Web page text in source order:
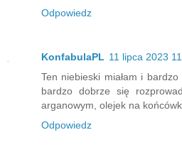
Odpowiedz
KonfabulaPL 11 lipca 2023
Ten niebieski miałam i
bardzo dobrze się
arganowym, olejek na
Odpowiedz